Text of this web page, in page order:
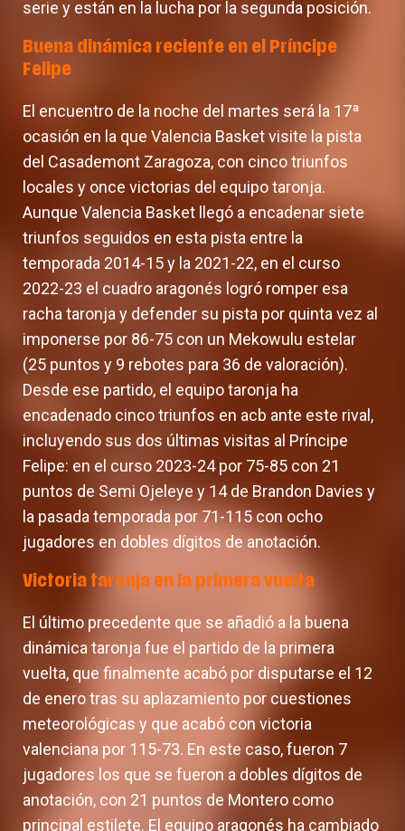
serie y están en la lucha por la segunda posición.
Buena dinámica reciente en el Príncipe
Felipe
El encuentro de la noche del martes será la 17ª
ocasión en la que Valencia Basket visite la pista
del Casademont Zaragoza, con cinco triunfos
locales y once victorias del equipo taronja.
Aunque Valencia Basket llegó a encadenar siete
triunfos seguidos en esta pista entre la
temporada 2014-15 y la 2021-22, en el curso
2022-23 el cuadro aragonés logró romper esa
racha taronja y defender su pista por quinta vez al
imponerse por 86-75 con un Mekowulu estelar
(25 puntos y 9 rebotes para 36 de valoración).
Desde ese partido, el equipo taronja ha
encadenado cinco triunfos en acb ante este rival,
incluyendo sus dos últimas visitas al Príncipe
Felipe: en el curso 2023-24 por 75-85 con 21
puntos de Semi Ojeleye y 14 de Brandon Davies y
la pasada temporada por 71-115 con ocho
jugadores en dobles dígitos de anotación.
Victoria taronja en la primera vuelta
El último precedente que se añadió a la buena
dinámica taronja fue el partido de la primera
vuelta, que finalmente acabó por disputarse el 12
de enero tras su aplazamiento por cuestiones
meteorológicas y que acabó con victoria
valenciana por 115-73. En este caso, fueron 7
jugadores los que se fueron a dobles dígitos de
anotación, con 21 puntos de Montero como
principal estilete. El equipo aragonés ha cambiado